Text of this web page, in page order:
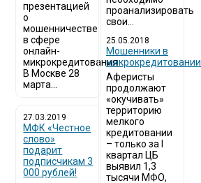
презентацией
о
мошенничестве
в сфере
онлайн-
микрокредитования
В Москве 28
марта...
27.03.2019
МФК «Честное
слово»
подарит
подписчикам 3
000 рублей!
проанализировать
свои...
25.05.2018
Мошенники в
микрокредитовании
Аферисты
продолжают
«окучивать»
территорию
мелкого
кредитовании
– только за I
квартал ЦБ
выявил 1,3
тысячи МФО,